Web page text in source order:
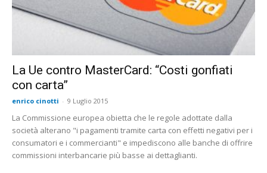
La Ue contro MasterCard: “Costi gonfiati
con carta”
enrico cinotti - 9 Luglio 2015
La Commissione europea obietta che le regole adottate dalla
società alterano "i pagamenti tramite carta con effetti negativi per i
consumatori e i commercianti" e impediscono alle banche di offrire
commissioni interbancarie più basse ai dettaglianti.